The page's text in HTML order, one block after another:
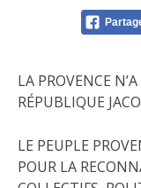
LA PROVENCE
RÉPUBLIQUE
LE PEUPLE
POUR LA